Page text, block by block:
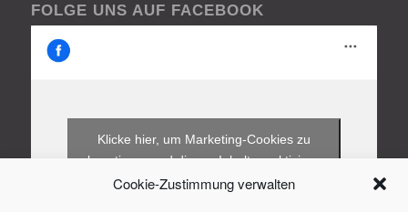
Cookie-Zustimmung verwalten
FOLGE UNS AUF FACEBOOK
Klicke hier, um Marketing-Cookies zu
akzeptieren und diesen Inhalt zu aktivieren